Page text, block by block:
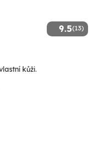
9.5(13)
kůži.